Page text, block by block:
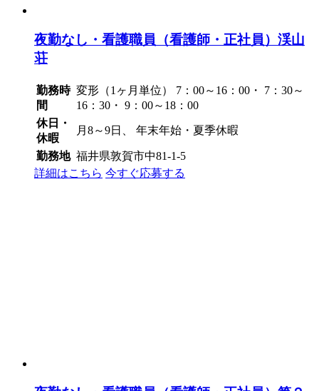
夜勤なし・看護職員（看護師・正社員）渓山
荘
勤務時
間
変形（1ヶ月単位） 7：00～16：00・ 7：30～
16：30・ 9：00～18：00
休日・
休暇
月8～9日、 年末年始・夏季休暇
勤務地 福井県敦賀市中81-1-5
詳細はこちら 今すぐ応募する